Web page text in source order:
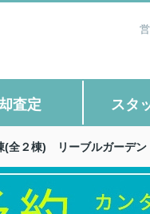
査定 スタ
(全２棟) リーブルガーデ